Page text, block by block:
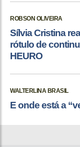
ROBSON OLIVEIRA
Sílvia Cristina
rótulo de
HEURO
WALTERLINA BRASIL
E onde está a